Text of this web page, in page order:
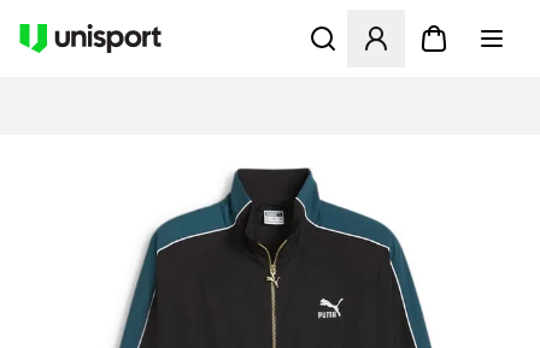
Åbner en Modal til at